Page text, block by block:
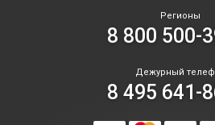
Регионы
8 800 500-
Дежурный
8 495 641-